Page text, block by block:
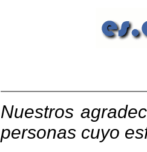
Nuestros
personas cuyo